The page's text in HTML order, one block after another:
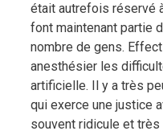
était autrefois réservé
font maintenant partie
nombre de gens.
anesthésier les
artificielle. Il y a très
qui exerce une justice
souvent ridicule et